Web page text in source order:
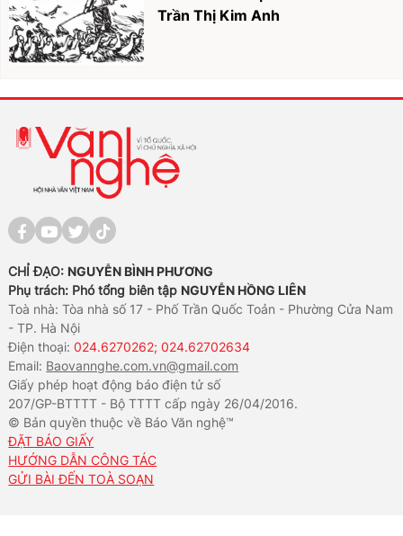
Trần Thị Kim Anh
CHỈ ĐẠO: NGUYỄN BÌNH PHƯƠNG
Phụ trách: Phó tổng biên tập NGUYỄN HỒNG LIÊN
Toà nhà: Tòa nhà số 17 - Phố Trần Quốc Toản - Phường Cửa Nam
- TP. Hà Nội
Điện thoại:024.6270262; 024.62702634
Email: Baovannghe.com.vn@gmail.com
Giấy phép hoạt động báo điện tử số
207/GP-BTTTT - Bộ TTTT cấp ngày 26/04/2016.
© Bản quyền thuộc về Báo Văn nghệ™
ĐẶT BÁO GIẤY
HƯỚNG DẪN CÔNG TÁC
GỬI BÀI ĐẾN TOÀ SOẠN